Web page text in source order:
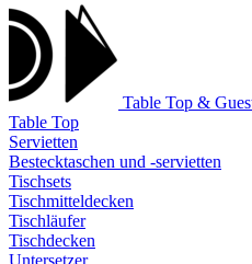
Table Top &
Table Top
Servietten
Bestecktaschen und -servietten
Tischsets
Tischmitteldecken
Tischläufer
Tischdecken